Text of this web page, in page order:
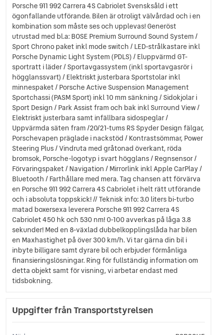
ISOFIX-fästen fram
LED Strålkastare
Läslampa
Multifunktionsratt
Servostyrning
Sidoairbags
Sminkspegel
Sportratt
Start-/stoppfunktion
Startspärr
Svensksåld
Touch-/Pekskärm
USB-uttag
Yttertemperaturmätare
Porsche 911 992 Carrera 4S Cabriolet Svensksåld i ett
ögonfallande utförande. Bilen är otroligt välvårdad och i en
kombination som måste ses och upplevas! Generöst
utrustad med bl.a: BOSE Premium Surround Sound System /
Sport Chrono paket inkl mode switch / LED-strålkastare inkl
Porsche Dynamic Light System (PDLS) / Eluppvärmd GT-
sportratt i läder / Sportavgassystem (inkl sportavgasrör i
högglanssvart) / Elektriskt justerbara Sportstolar inkl
minnespaket / Porsche Active Suspension Management
Sportchassi (PASM Sport) inkl 10 mm sänkning / Sidokjolar i
Sport Design / Park Assist fram och bak inkl Surround View /
Elektriskt justerbara samt infällbara sidospeglar /
Uppvärmda säten fram /20/21-tums RS Spyder Design fälgar,
Porschevapen präglade i nackstöd / Kontrastsömmar, Power
Steering Plus / Vindruta med gråtonad överkant, röda
bromsok, Porsche-logotyp i svart högglans / Regnsensor /
Förvaringspaket / Navigation / Mirrorlink inkl Apple CarPlay /
Bluetooth / Farthållare med mera. Tag chansen att förvärva
en Porsche 911 992 Carrera 4S Cabriolet i helt rätt utförande
och i absoluta toppskick! // Teknisk info: 3.0 liters bi-turbo
matad boxersexa leverera Porsche 911 992 Carrera 4S
Cabriolet 450 hk och 530 nm! 0-100 avverkas på låga 3.8
sekunder! Med en 8-växlad dubbelkopplingslåda har bilen
en Maxhastighet på över 300 km/h. Vi tar gärna din bil i
inbyte billigare samt dyrare bil och erbjuder förmånliga
finansieringslösningar. Ring för fullständig information om
detta objekt samt för visning, vi arbetar endast med
tidsbokning.
Uppgifter från Transportstyrelsen